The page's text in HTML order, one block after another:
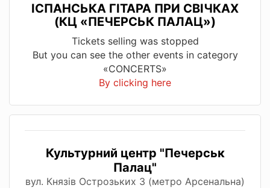
ІСПАНСЬКА ГІТАРА ПРИ СВІЧКАХ
(КЦ «ПЕЧЕРСЬК ПАЛАЦ»)
Tickets selling was stopped
But you can see the other events in category
«CONCERTS»
By clicking here
Культурний центр "Печерськ
Палац"
вул. Князів Острозьких 3 (метро Арсенальна)